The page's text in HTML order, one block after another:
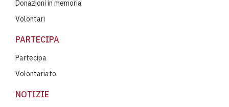
Donazioni in memoria
Volontari
PARTECIPA
Partecipa
Volontariato
NOTIZIE